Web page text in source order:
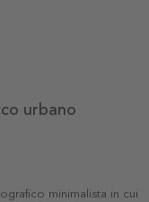
urbano
minimalista in cui